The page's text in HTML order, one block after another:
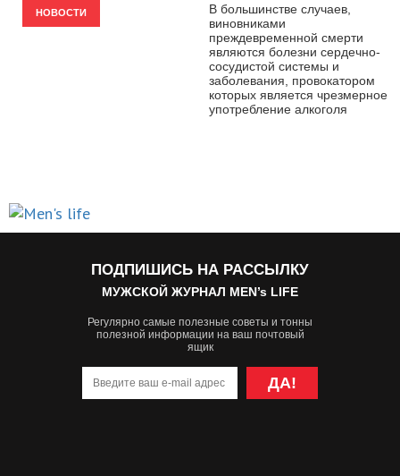
НОВОСТИ
В большинстве случаев,
виновниками
преждевременной смерти
являются болезни сердечно-
сосудистой системы и
заболевания, провокатором
которых является чрезмерное
употребление алкоголя
ПОДПИШИСЬ НА РАССЫЛКУ
МУЖСКОЙ ЖУРНАЛ MEN’s LIFE
Регулярно самые полезные советы и тонны
полезной информации на ваш почтовый
ящик
ДА!